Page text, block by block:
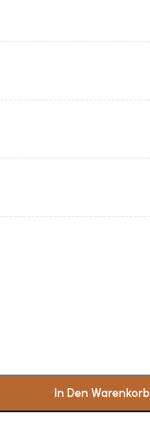
In Den Warenkorb